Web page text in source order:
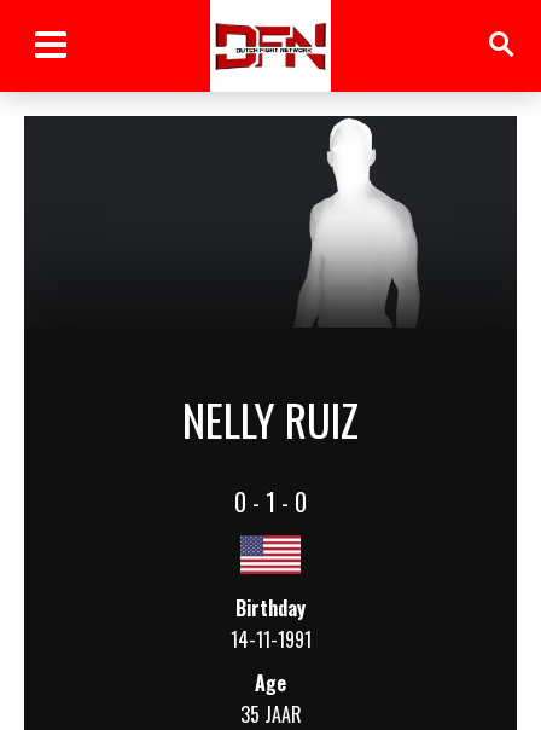
NELLY RUIZ
0 - 1 - 0
Birthday
14-11-1991
Age
35 JAAR